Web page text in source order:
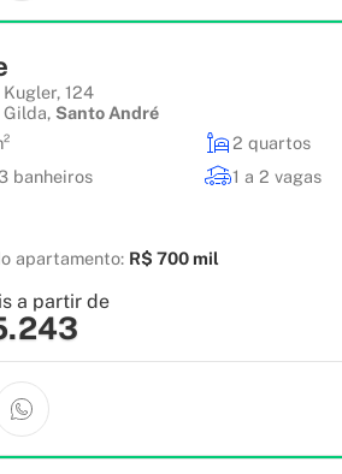
Kugler, 124
, Santo André
2 quartos
banheiros
1 a 2 vagas
apartamento: R$ 700 mil
a partir de